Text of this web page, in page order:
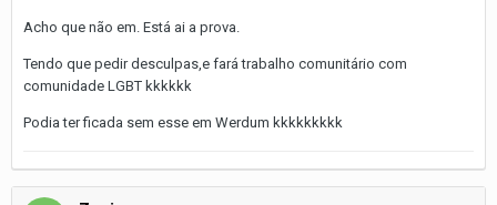
Acho que não em. Está ai a prova.
Tendo que pedir desculpas,e fará trabalho comunitário com
comunidade LGBT kkkkkk
Podia ter ficada sem esse em Werdum kkkkkkkkk